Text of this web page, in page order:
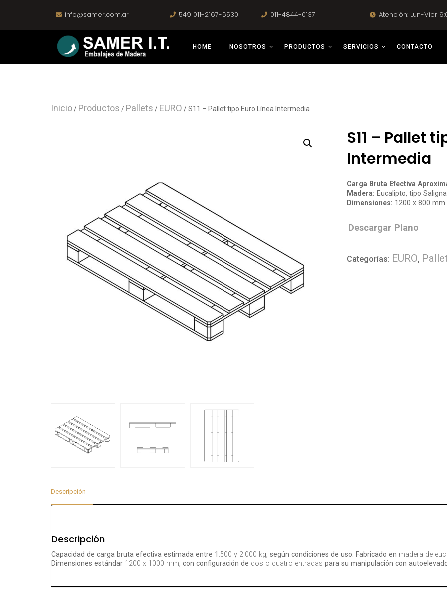
info@samer.com.ar 549 011-2167-6530 011-4844-0137 Atención: Lun-Vier
HOME NOSOTROS PRODUCTOS SERVICIOS CONTACTO
Inicio/ Productos / Pallets / EURO / S11 – Pallet tipo Euro Línea Intermedia
S11 – Pallet
Intermedia
Carga Bruta Efectiva
Madera: Eucalipto, tipo
Dimensiones: 1200 x 800
Descargar Plano
Categorías: EURO,
Descripción
Descripción
Capacidad de carga bruta efectiva estimada entre 1 .500 y 2.000 kg, según condiciones de uso. Fabricado en madera de
Dimensiones estándar 1200 x 1000 mm, con configuración de dos o cuatro entradas para su manipulación con